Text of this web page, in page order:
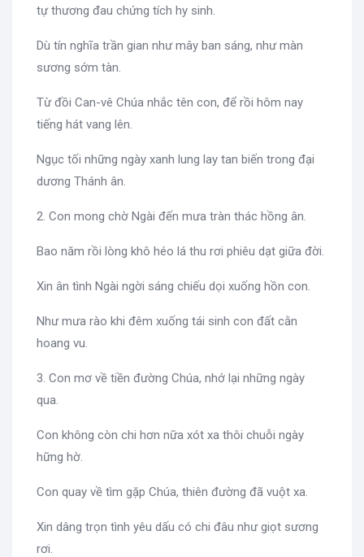
tự thương đau chứng tích hy sinh.
Dù tín nghĩa trần gian như mây ban sáng, như màn
sương sớm tàn.
Từ đồi Can-vê Chúa nhắc tên con, để rồi hôm nay
tiếng hát vang lên.
Ngục tối những ngày xanh lung lay tan biến trong đại
dương Thánh ân.
2. Con mong chờ Ngài đến mưa tràn thác hồng ân.
Bao năm rồi lòng khô héo lá thu rơi phiêu dạt giữa đời.
Xin ân tình Ngài ngời sáng chiếu dọi xuống hồn con.
Như mưa rào khi đêm xuống tái sinh con đất cằn
hoang vu.
3. Con mơ về tiền đường Chúa, nhớ lại những ngày
qua.
Con không còn chi hơn nữa xót xa thôi chuỗi ngày
hững hờ.
Con quay về tìm gặp Chúa, thiên đường đã vuột xa.
Xin dâng trọn tình yêu dấu có chi đâu như giọt sương
rơi.